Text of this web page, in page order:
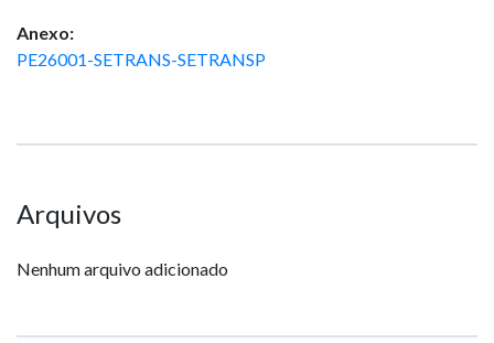
Anexo:
PE26001-SETRANS-SETRANSP
Arquivos
Nenhum arquivo adicionado